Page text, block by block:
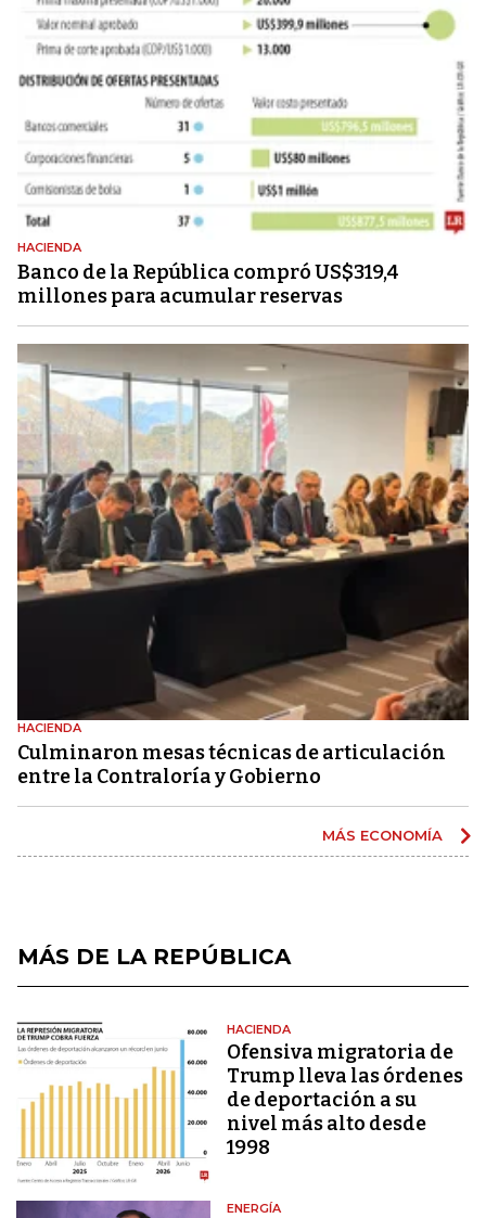
HACIENDA
Banco de la República compró US$319,4
millones para acumular reservas
HACIENDA
Culminaron mesas técnicas de articulación
entre la Contraloría y Gobierno
MÁS ECONOMÍA
MÁS DE LA REPÚBLICA
HACIENDA
Ofensiva migratoria de
Trump lleva las órdenes
de deportación a su
nivel más alto desde
1998
ENERGÍA